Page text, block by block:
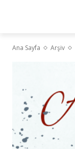
Ana Sayfa Arşiv